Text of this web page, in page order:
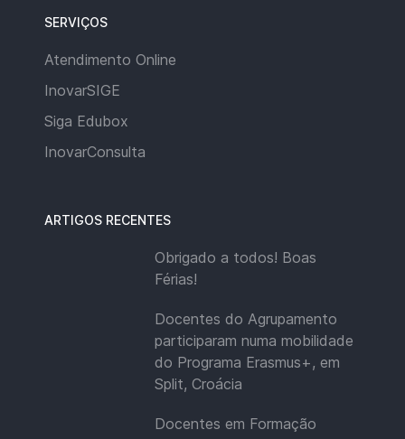
SERVIÇOS
Atendimento Online
InovarSIGE
Siga Edubox
InovarConsulta
ARTIGOS RECENTES
Obrigado a todos! Boas
Férias!
Docentes do Agrupamento
participaram numa mobilidade
do Programa Erasmus+, em
Split, Croácia
Docentes em Formação